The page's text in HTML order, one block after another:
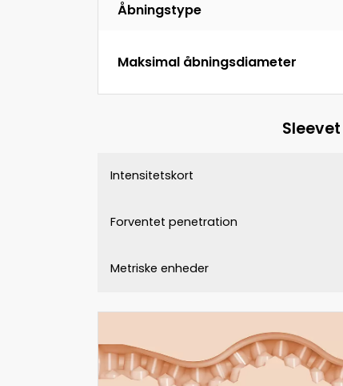
Åbningstype
Maksimal åbningsdiameter
Sleevet
Intensitetskort
Forventet penetration
Metriske enheder